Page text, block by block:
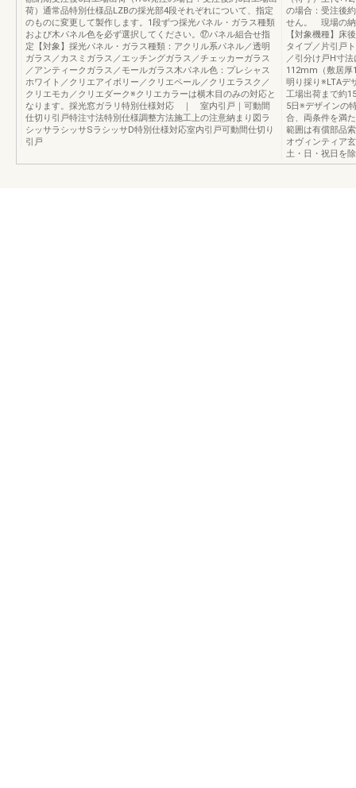
荷）通常品特別仕様品LZBの採光部4段それぞれについて、指定
のものに変更して製作します。1段ずつ採光パネル・ガラス種類
および木パネル色を必ず選択してください。⑰パネル組合せ指
定【対象】採光パネル・ガラス種類：アクリル系パネル／透明
ガラス／カスミガラス／エッチングガラス／チェッカーガラス
／アンティークガラス／モールガラス木パネル色：プレシャス
ホワイト／クリエアイボリー／クリエペール／クリエラスク／
クリエモカ／クリエダーク※クリエカラーは横木目のみの対応と
なります。採光窓ガラリ特別仕様対応 ｜ 室内引戸｜可動間
仕切り引戸特注寸法特別仕様調整方法施工上の注意納まり図ラ
シッサラシッサSラシッサD特別仕様対応室内引戸可動間仕切り
引戸
の場合：受注後
せん。 現場の納
【対象機種】床
タイプ／片引戸
／引分け戸H寸
112mm（敷居厚
明り採り※LTAデ
工場出荷まで約
5日※デザインの
合、両条件を満
範囲は有償部品
オヴィンティア
土・日・祝日を